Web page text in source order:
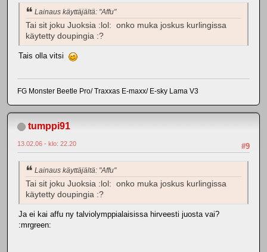
Lainaus käyttäjältä: "Affu"
Tai sit joku Juoksia :lol: onko muka joskus kurlingissa
käytetty doupingia :?
Tais olla vitsi
FG Monster Beetle Pro/ Traxxas E-maxx/ E-sky Lama V3
tumppi91
#9
13.02.06 - klo: 22.20
Lainaus käyttäjältä: "Affu"
Tai sit joku Juoksia :lol: onko muka joskus kurlingissa
käytetty doupingia :?
Ja ei kai affu ny talviolymppialaisissa hirveesti juosta vai?
:mrgreen: